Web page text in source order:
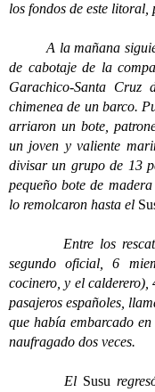
los fondos de este litoral,
A la mañana
de cabotaje de la
Garachico-Santa Cruz
chimenea de un barco.
arriaron un bote,
un joven y valiente
divisar un grupo de 13
pequeño bote de
lo remolcaron hasta el
Entre los
segundo oficial, 6
cocinero, y el calderero),
pasajeros españoles,
que había embarcado
naufragado dos veces.
El Susu